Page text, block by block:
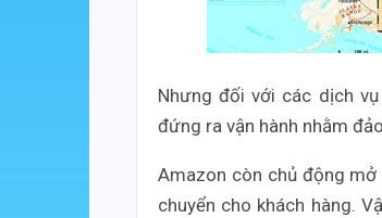
Nhưng đối với các dịch
đứng ra vận hành nhằm
Amazon còn chủ động
chuyển cho khách hàng.